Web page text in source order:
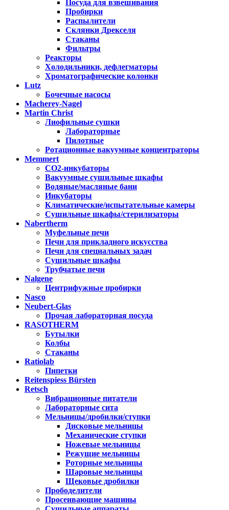
Посуда для взвешивания
Пробирки
Распылители
Склянки Дрекселя
Стаканы
Фильтры
Реакторы
Холодильники, дефлегматоры
Хроматографические колонки
Lutz
Бочечные насосы
Macherey-Nagel
Martin Christ
Лиофильные сушки
Лабораторные
Пилотные
Ротационные вакуумные концентраторы
Memmert
CO2-инкубаторы
Вакуумные сушильные шкафы
Водяные/масляные бани
Инкубаторы
Климатические/испытательные камеры
Сушильные шкафы/стерилизаторы
Nabertherm
Муфельные печи
Печи для прикладного искусства
Печи для специальных задач
Сушильные шкафы
Трубчатые печи
Nalgene
Центрифужные пробирки
Nasco
Neubert-Glas
Прочая лабораторная посуда
RASOTHERM
Бутылки
Колбы
Стаканы
Ratiolab
Пипетки
Reitenspiess Bürsten
Retsch
Вибрационные питатели
Лабораторные сита
Мельницы/дробилки/ступки
Дисковые мельницы
Механические ступки
Ножевые мельницы
Режущие мельницы
Роторные мельницы
Шаровые мельницы
Щековые дробилки
Прободелители
Просеивающие машины